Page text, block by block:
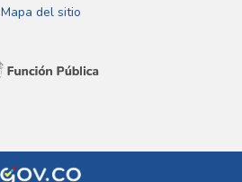
Mapa del sitio